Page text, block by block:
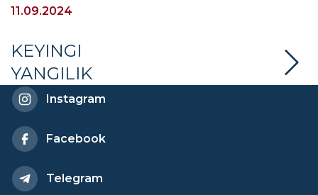
boʻlib oʻtdi
11.09.2024
KEYINGI
YANGILIK
Instagram
Facebook
Telegram